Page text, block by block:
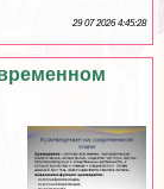
29 07 2026 4:45:28